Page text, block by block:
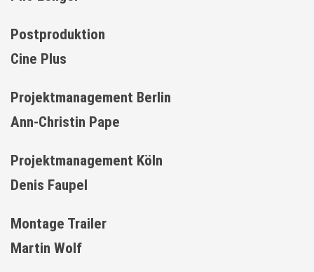
Postproduktion
Cine Plus
Projektmanagement Berlin
Ann-Christin Pape
Projektmanagement Köln
Denis Faupel
Montage Trailer
Martin Wolf